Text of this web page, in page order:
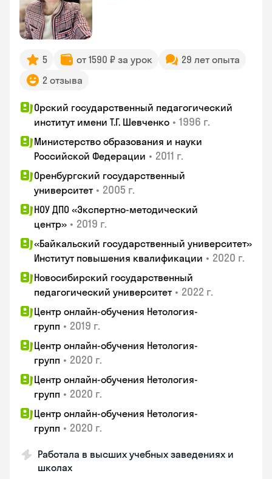
5 от 1590 ₽ за урок
29 лет опыта
2 отзыва
Орский государственный педагогический
институт имени Т.Г. Шевченко • 1996 г.
Министерство образования и науки
Российской Федерации • 2011 г.
Оренбургский государственный
университет • 2005 г.
НОУ ДПО «Экспертно-методический
центр» • 2019 г.
«Байкальский государственный университет»
Институт повышения квалификации • 2020 г.
Новосибирский государственный
педагогический университет • 2022 г.
Центр онлайн-обучения Нетология-
групп • 2019 г.
Центр онлайн-обучения Нетология-
групп • 2020 г.
Центр онлайн-обучения Нетология-
групп • 2020 г.
Центр онлайн-обучения Нетология-
групп • 2020 г.
Работала в высших учебных заведениях и
школах